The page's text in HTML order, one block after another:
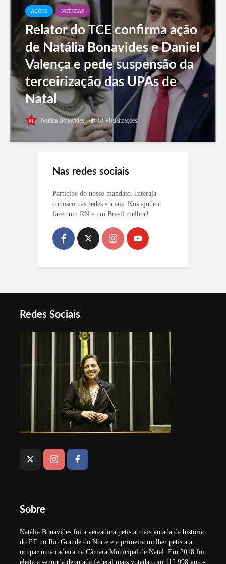
AÇÕES NOTÍCIAS
Relator do TCE confirma ação
de Natália Bonavides e Daniel
Valença e pede suspensão da
terceirização das UPAs de
Natal
Natália Bonavides 18 Visualizações
Nas redes sociais
Participe do nosso mandato. Interaja
conosco nas redes sociais. Nos ajude a
fazer um RN e um Brasil melhor!
Redes Sociais
Sobre
Natália Bonavides foi a vereadora petista mais votada da história
do PT no Rio Grande do Norte e a primeira mulher petista a
ocupar uma cadeira na Câmara Municipal de Natal. Em 2018 foi
eleita a segunda deputada federal mais votada com 112.998 votos